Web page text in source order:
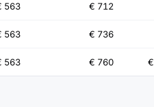
563 € 712
563 € 736
563 € 760